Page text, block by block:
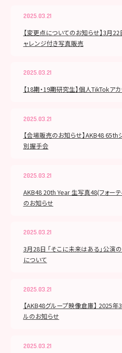
2025.03.21
【変更点についてのお知らせ】3月
ャレンジ付き写真販売
2025.03.21
【18期・19期研究生】個人TikTokア
2025.03.21
【会場販売のお知らせ】AKB48
別握手会
2025.03.21
AKB48 20th Year 生写真48(フォー
のお知らせ
2025.03.21
3月28日 「そこに未来はある」公演
について
2025.03.21
【AKB48グループ映像倉庫】 2025
ルのお知らせ
2025.03.21